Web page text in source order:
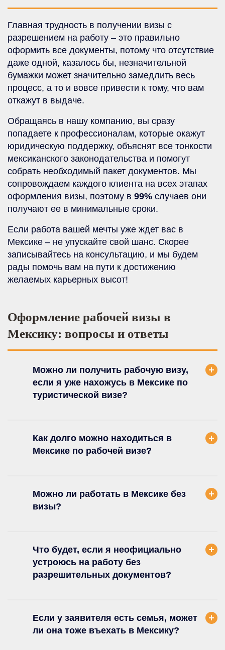
Главная трудность в получении визы с
разрешением на работу – это правильно
оформить все документы, потому что отсутствие
даже одной, казалось бы, незначительной
бумажки может значительно замедлить весь
процесс, а то и вовсе привести к тому, что вам
откажут в выдаче.
Обращаясь в нашу компанию, вы сразу
попадаете к профессионалам, которые окажут
юридическую поддержку, объяснят все тонкости
мексиканского законодательства и помогут
собрать необходимый пакет документов. Мы
сопровождаем каждого клиента на всех этапах
оформления визы, поэтому в 99% случаев они
получают ее в минимальные сроки.
Если работа вашей мечты уже ждет вас в
Мексике – не упускайте свой шанс. Скорее
записывайтесь на консультацию, и мы будем
рады помочь вам на пути к достижению
желаемых карьерных высот!
Оформление рабочей визы в
Мексику: вопросы и ответы
Можно ли получить рабочую визу,
если я уже нахожусь в Мексике по
туристической визе?
Как долго можно находиться в
Мексике по рабочей визе?
Можно ли работать в Мексике без
визы?
Что будет, если я неофициально
устроюсь на работу без
разрешительных документов?
Если у заявителя есть семья, может
ли она тоже въехать в Мексику?